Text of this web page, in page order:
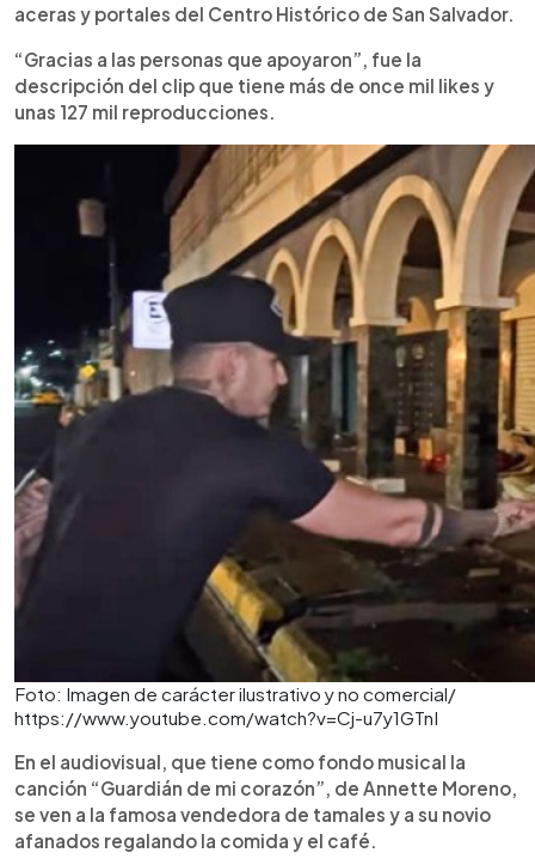
aceras y portales del Centro Histórico de San Salvador.
“Gracias a las personas que apoyaron”, fue la
descripción del clip que tiene más de once mil likes y
unas 127 mil reproducciones.
Foto: Imagen de carácter ilustrativo y no comercial/
https://www.youtube.com/watch?v=Cj-u7y1GTnI
En el audiovisual, que tiene como fondo musical la
canción “Guardián de mi corazón”, de Annette Moreno,
se ven a la famosa vendedora de tamales y a su novio
afanados regalando la comida y el café.